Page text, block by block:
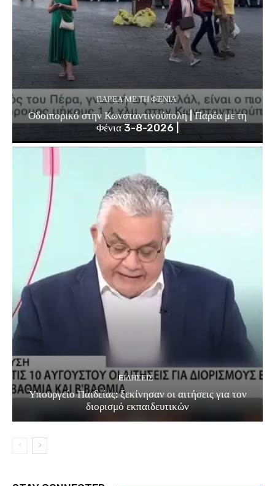
ΠΑΡΈΑ ΜΕ ΤΗ ΦΈΝΙΑ
Οδοιπορικό στην Κωνσταντινούπολη | Παρέα με τη
Φένια 3-8-2026 |
EΙΔΗΣΕΙΣ
Υπουργείο Παιδείας: ξεκίνησαν οι αιτήσεις για τον
διορισμό εκπαιδευτικών